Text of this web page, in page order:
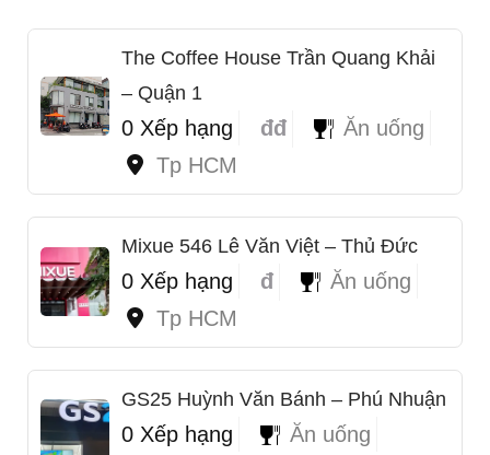
The Coffee House Trần Quang Khải
– Quận 1
0 Xếp hạng đđ
Ăn uống
Tp HCM
Mixue 546 Lê Văn Việt – Thủ Đức
0 Xếp hạng đ
Ăn uống
Tp HCM
GS25 Huỳnh Văn Bánh – Phú Nhuận
0 Xếp hạng
Ăn uống